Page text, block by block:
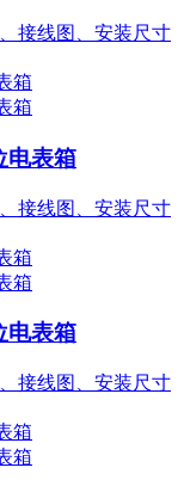
接线图、安装尺寸
电表箱
接线图、安装尺寸
电表箱
接线图、安装尺寸